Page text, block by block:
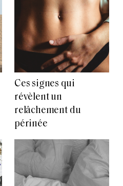
Ces signes qui
révèlent un
relâchement du
périnée